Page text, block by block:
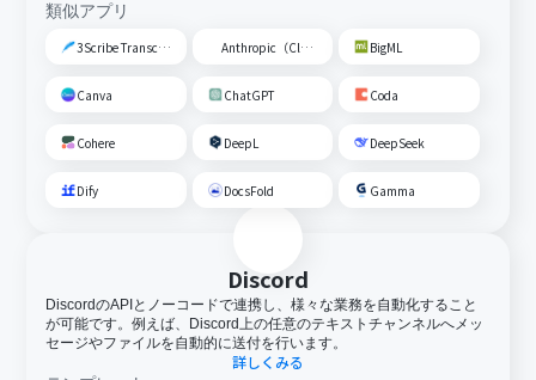
類似アプリ
3Scribe Transcription Anthropic（Claude） BigML
Canva ChatGPT Coda
Cohere DeepL DeepSeek
Dify DocsFold Gamma
Discord
DiscordのAPIとノーコードで連携し、様々な業務を自動化すること
が可能です。例えば、Discord上の任意のテキストチャンネルへメッ
セージやファイルを自動的に送付を行います。
詳しくみる